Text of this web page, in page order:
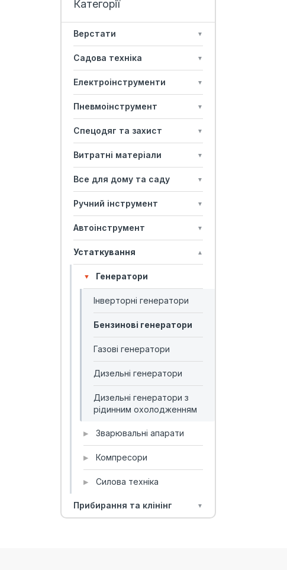
Верстати ▼
Садова техніка ▼
Електроінструменти ▼
Пневмоінструмент ▼
Спецодяг та захист ▼
Витратні матеріали ▼
Все для дому та саду ▼
Ручний інструмент ▼
Автоінструмент ▼
Устаткування ▲
▼ Генератори
Інверторні генератори
Бензинові генератори
Газові генератори
Дизельні генератори
Дизельні генератори з
рідинним охолодженням
▶ Зварювальні апарати
▶ Компресори
▶ Силова техніка
Прибирання та клінінг ▼